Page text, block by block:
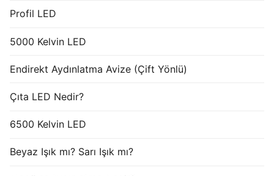
Profil LED
5000 Kelvin LED
Endirekt Aydınlatma Avize (Çift Yönlü)
Çıta LED Nedir?
6500 Kelvin LED
Beyaz Işık mı? Sarı Işık mı?